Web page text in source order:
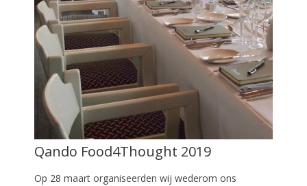
Qando Food4Thought 2019
Op 28 maart organiseerden wij wederom ons